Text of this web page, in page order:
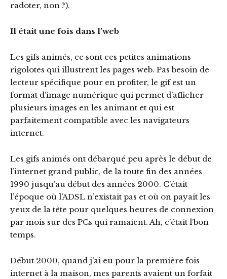
radoter, non ?).
Il était une fois dans l’web
Les gifs animés, ce sont ces petites animations
rigolotes qui illustrent les pages web. Pas besoin de
lecteur spécifique pour en profiter, le gif est un
format d’image numérique qui permet d’afficher
plusieurs images en les animant et qui est
parfaitement compatible avec les navigateurs
internet.
Les gifs animés ont débarqué peu après le début de
l’internet grand public, de la toute fin des années
1990 jusqu’au début des années 2000. C’était
l’époque où l’ADSL n’existait pas et où on payait les
yeux de la tête pour quelques heures de connexion
par mois sur des PCs qui ramaient. Ah, c’était l’bon
temps.
Début 2000, quand j’ai eu pour la première fois
internet à la maison, mes parents avaient un forfait